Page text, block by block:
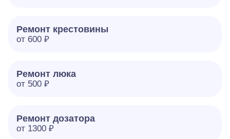
Ремонт крестовины
от 600 ₽
Ремонт люка
от 500 ₽
Ремонт дозатора
от 1300 ₽